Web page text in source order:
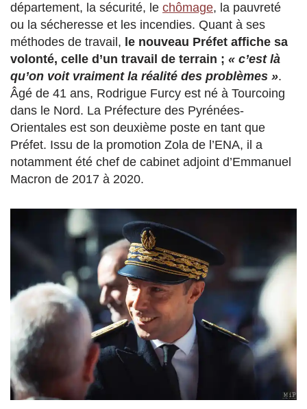
département, la sécurité, le chômage, la pauvreté
ou la sécheresse et les incendies. Quant à ses
méthodes de travail, le nouveau Préfet affiche sa
volonté, celle d’un travail de terrain ; « c’est là
qu’on voit vraiment la réalité des problèmes ».
Âgé de 41 ans, Rodrigue Furcy est né à Tourcoing
dans le Nord. La Préfecture des Pyrénées-
Orientales est son deuxième poste en tant que
Préfet. Issu de la promotion Zola de l’ENA, il a
notamment été chef de cabinet adjoint d’Emmanuel
Macron de 2017 à 2020.